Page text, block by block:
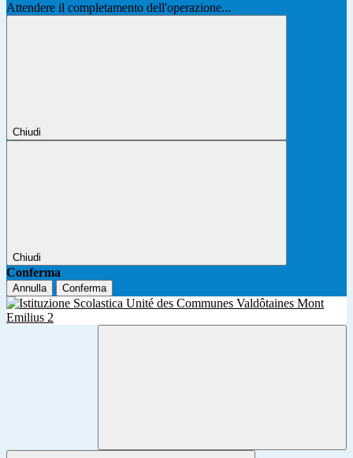
Attendere il completamento dell'operazione...
Chiudi
Chiudi
Conferma
Annulla Conferma